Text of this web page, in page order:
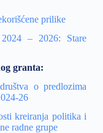
prilike
– 2026: Stare
granta:
o predlozima
26
kreiranja politika i
radne grupe